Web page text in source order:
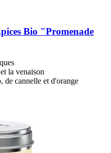
Bio "Promenade
la venaison
de cannelle et d'orange